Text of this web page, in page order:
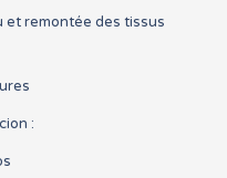
et remontée des tissus
: